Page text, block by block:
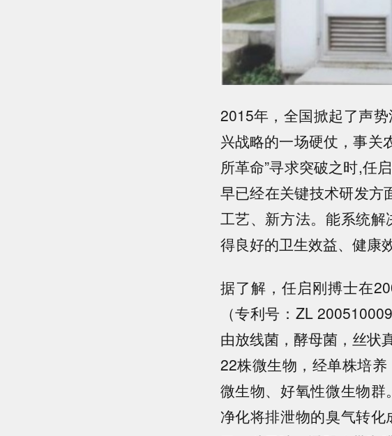
2015年，全国掀起了声
兴战略的一场硬仗，事关
所革命”寻求突破之时,任
早已经在关键技术研发方
工艺、新方法。能系统
得良好的卫生效益、健康
据了解，任启刚搏士在
（专利号：ZL
由放线菌，酵母菌，丝状
22株微生物，经单株培
微生物、好氧性微生物群
净化将排泄物的臭气转